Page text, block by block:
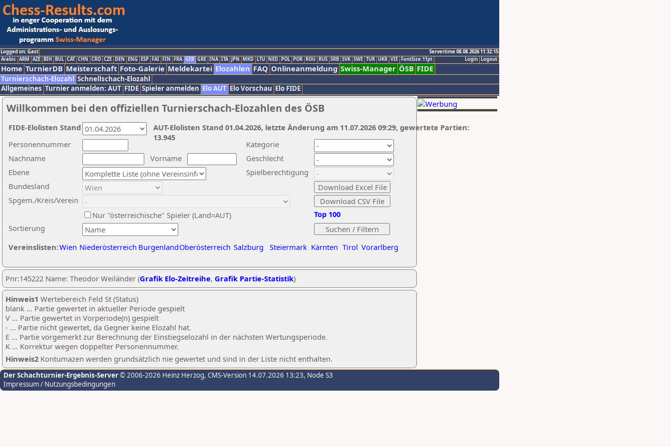
Logged on: Gast
Servertime 08.08.2026 11:32:15
Logout
Login
Arabic ARM AZE BIH BUL CAT CHN CRO CZE DEN ENG ESP FAI FIN FRA GER GRE INA ITA JPN MKD LTU NED POL POR ROU RUS SRB SVK SWE TUR UKR VIE FontSize:11pt
Home TurnierDB Meisterschaft Foto-Galerie Meldekartei Elozahlen FAQ Onlineanmeldung Swiss-Manager ÖSB FIDE
Turnierschach-Elozahl Schnellschach-Elozahl
Allgemeines Turnier anmelden: AUT FIDE Spieler anmelden Elo AUT Elo Vorschau Elo FIDE
Willkommen bei den offiziellen Turnierschach-Elozahlen des ÖSB
Nachname
Vorname
Ebene
Kategorie
Sortierung
Personennummer
Bundesland
Spgem./Kreis/Verein
Geschlecht
Nur "österreichische" Spieler (Land=AUT)
Spielberechtigung
Vereinslisten:Wien Niederösterreich BurgenlandOberösterreich Salzburg Steiermark Kärnten Tirol Vorarlberg
Top 100
AUT-Elolisten Stand 01.04.2026, letzte Änderung am 11.07.2026 09:29, gewertete Partien:
13.945
FIDE-Elolisten Stand
Pnr:145222 Name: Theodor Weiländer (Grafik Elo-Zeitreihe, Grafik Partie-Statistik)
Hinweis1 Wertebereich Feld St (Status)
blank ... Partie gewertet in aktueller Periode gespielt
V ... Partie gewertet in Vorperiode(n) gespielt
- ... Partie nicht gewertet, da Gegner keine Elozahl hat.
E ... Partie vorgemerkt zur Berechnung der Einstiegselozahl in der nächsten Wertungsperiode.
K ... Korrektur wegen doppelter Personennummer.
Hinweis2 Kontumazen werden grundsätzlich nie gewertet und sind in der Liste nicht enthalten.
Der Schachturnier-Ergebnis-Server© 2006-2026 Heinz Herzog, CMS-Version 14.07.2026 13:23, Node S3
Impressum / Nutzungsbedingungen